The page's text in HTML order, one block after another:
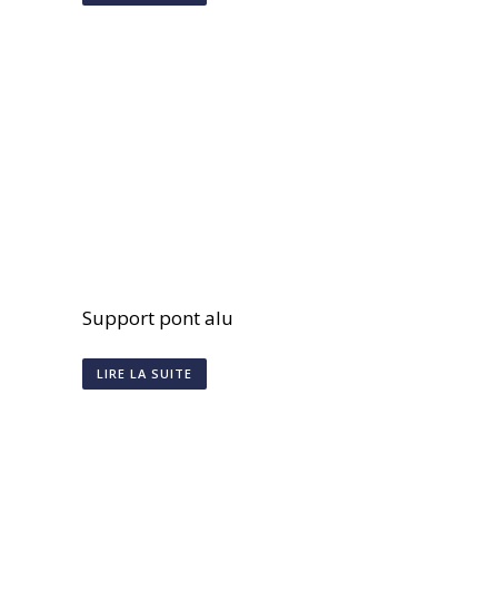
Support pont alu
LIRE LA SUITE